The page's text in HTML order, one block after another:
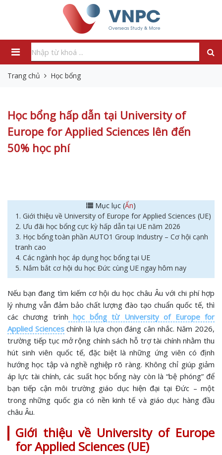
Trang chủ Học bổng
Học bổng hấp dẫn tại University of
Europe for Applied Sciences lên đến
50% học phí
Mục lục (Ẩn)
1. Giới thiệu về University of Europe for Applied Sciences (UE)
2. Ưu đãi học bổng cực kỳ hấp dẫn tại UE năm 2026
3. Học bổng toàn phần AUTO1 Group Industry – Cơ hội cạnh
tranh cao
4. Các ngành học áp dụng học bổng tại UE
5. Nắm bắt cơ hội du học Đức cùng UE ngay hôm nay
Nếu bạn đang tìm kiếm cơ hội du học châu Âu với chi phí hợp
lý nhưng vẫn đảm bảo chất lượng đào tạo chuẩn quốc tế, thì
các chương trình học bổng từ University of Europe for
Applied Scienceschính là lựa chọn đáng cân nhắc. Năm 2026,
trường tiếp tục mở rộng chính sách hỗ trợ tài chính nhằm thu
hút sinh viên quốc tế, đặc biệt là những ứng viên có định
hướng học tập và nghề nghiệp rõ ràng. Không chỉ giúp giảm
áp lực tài chính, các suất học bổng này còn là “bệ phóng” để
bạn tiếp cận môi trường giáo dục hiện đại tại Đức – một
trong những quốc gia có nền kinh tế và giáo dục hàng đầu
châu Âu.
Giới thiệu về University of Europe
for Applied Sciences (UE)